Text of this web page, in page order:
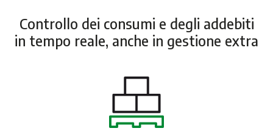
Controllo dei consumi e degli addebiti
in tempo reale, anche in gestione extra